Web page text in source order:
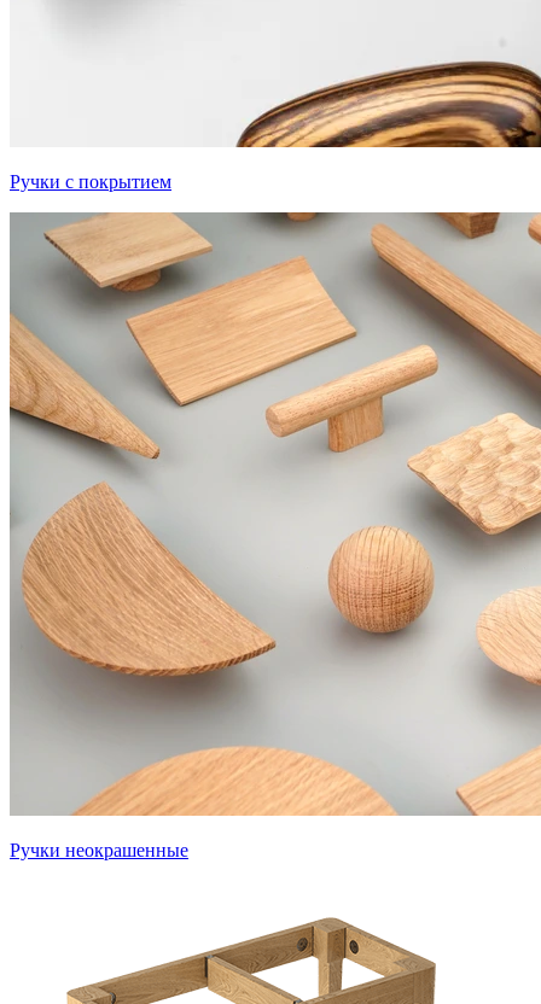
Ручки с покрытием
Ручки неокрашенные